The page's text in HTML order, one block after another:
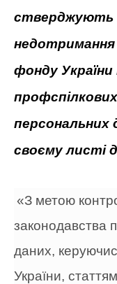
стверджують
недотримання
фонду України
персональних
своєму листі
«З метою
законодавства
даних,
України,